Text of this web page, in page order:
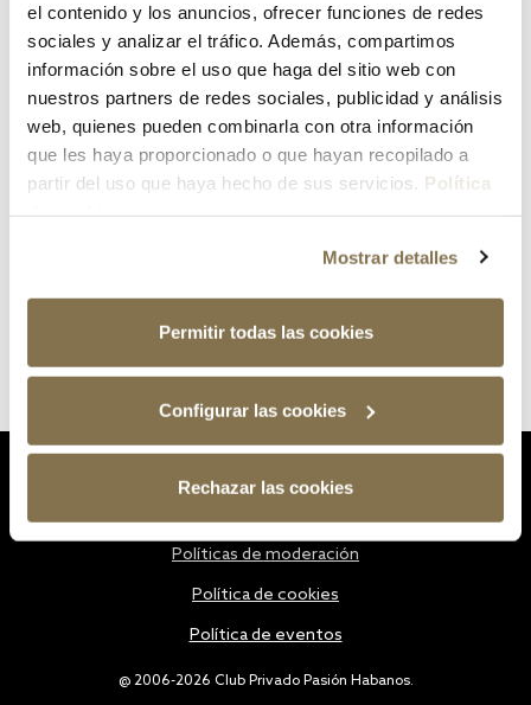
el contenido y los anuncios, ofrecer funciones de redes
sociales y analizar el tráfico. Además, compartimos
información sobre el uso que haga del sitio web con
nuestros partners de redes sociales, publicidad y análisis
web, quienes pueden combinarla con otra información
que les haya proporcionado o que hayan recopilado a
partir del uso que haya hecho de sus servicios. Política
Mostrar detalles
Permitir todas las cookies
Configurar las cookies
Rechazar las cookies
¿Has olvidado tu contraseña?
@ 2006-2026 Club Privado Pasión Habanos.
Políticas de moderación
Política de cookies
Política de eventos